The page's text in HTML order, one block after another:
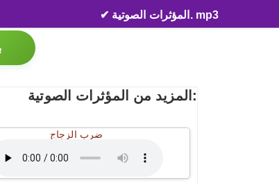
✔ المؤثرات الصوتية. mp3
المزيد من المؤثرات الصوتية:
ضرب الزجاج